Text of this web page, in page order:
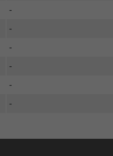
-
-
-
-
-
-